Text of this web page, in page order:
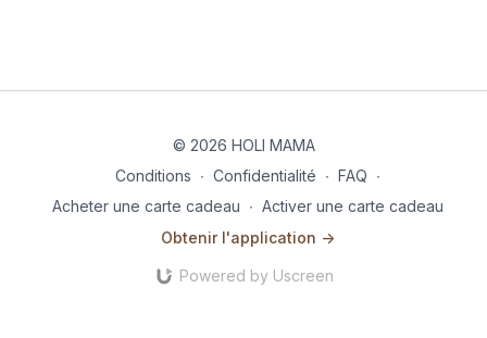
© 2026 HOLI MAMA
Conditions ∙ Confidentialité ∙ FAQ ∙
Acheter une carte cadeau ∙ Activer une carte cadeau
Obtenir l'application ->
Powered by Uscreen